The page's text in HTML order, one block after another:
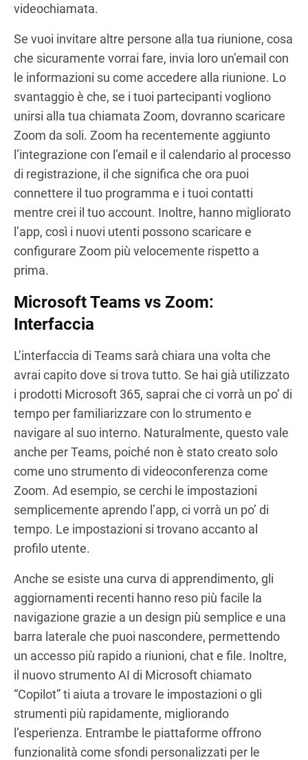
videochiamata.
Se vuoi invitare altre persone alla tua riunione, cosa
che sicuramente vorrai fare, invia loro un’email con
le informazioni su come accedere alla riunione. Lo
svantaggio è che, se i tuoi partecipanti vogliono
unirsi alla tua chiamata Zoom, dovranno scaricare
Zoom da soli. Zoom ha recentemente aggiunto
l’integrazione con l’email e il calendario al processo
di registrazione, il che significa che ora puoi
connettere il tuo programma e i tuoi contatti
mentre crei il tuo account. Inoltre, hanno migliorato
l’app, così i nuovi utenti possono scaricare e
configurare Zoom più velocemente rispetto a
prima.
Microsoft Teams vs Zoom:
Interfaccia
L’interfaccia di Teams sarà chiara una volta che
avrai capito dove si trova tutto. Se hai già utilizzato
i prodotti Microsoft 365, saprai che ci vorrà un po’ di
tempo per familiarizzare con lo strumento e
navigare al suo interno. Naturalmente, questo vale
anche per Teams, poiché non è stato creato solo
come uno strumento di videoconferenza come
Zoom. Ad esempio, se cerchi le impostazioni
semplicemente aprendo l’app, ci vorrà un po’ di
tempo. Le impostazioni si trovano accanto al
profilo utente.
Anche se esiste una curva di apprendimento, gli
aggiornamenti recenti hanno reso più facile la
navigazione grazie a un design più semplice e una
barra laterale che puoi nascondere, permettendo
un accesso più rapido a riunioni, chat e file. Inoltre,
il nuovo strumento AI di Microsoft chiamato
“Copilot” ti aiuta a trovare le impostazioni o gli
strumenti più rapidamente, migliorando
l’esperienza. Entrambe le piattaforme offrono
funzionalità come sfondi personalizzati per le